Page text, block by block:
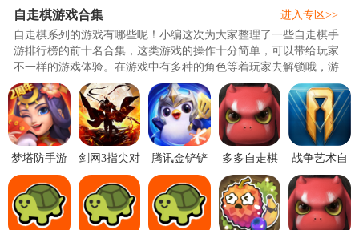
自走棋游戏合集
自走棋系列的游戏有哪些呢！小编这次为大家整理了一些自走棋手
游排行榜的前十名合集，这类游戏的操作十分简单，可以带给玩家
不一样的游戏体验。在游戏中有多种的角色等着玩家去解锁哦，游
戏模式多样，需要玩家不断的去进行挑战，用自身的智慧解锁不同
的关卡，不仅需要智慧，还需要勇气哦！请接收好小编从千里之外
送来的福利哦！对这系列游戏感兴趣的玩家快来j9p下载体验哦！..
进入专区>>
梦塔防手游
自走棋
4.73.2 手机
版
剑网3指尖对
弈安卓手机
V1.5.39官方
最新版
腾讯金铲铲
之战游戏
1.12.30官方
最新版【附
兑换码】
多多自走棋
手游下载
v2.41.2 安卓
版
战争艺术自
走棋1.9.82
官方版